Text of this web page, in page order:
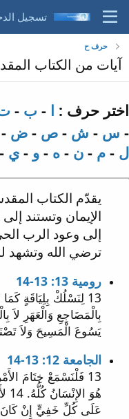
حرف ح
آيات من الكتاب
اختر حرف : ا - ب -
- س - ش - ص - ض -
ل - م - ن - ه - و - ي -
يقدّم الكتاب
الإيمان وتستند
إلى وعود الرب
ترضي الله وتشهد
رومية 13: 13-14
13 لِنَسْلُكْ بِلِيَاقَةٍ
يَسُوعَ الْمَسِيحَ وَلاَ
الجامعة 12: 13-14
13 فَلْنَسْمَعْ خِتَامَ
عَلَى كُلِّ خَفِيٍّ إِنْ كَانَ